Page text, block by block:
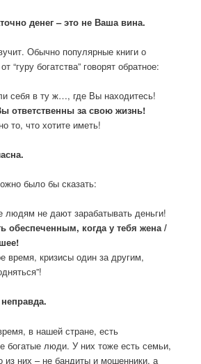
денег – это не Ваша вина.
Обычно популярные книги о
“гуру богатства” говорят обратное:
себя в ту ж…, где Вы находитесь!
ответственны за свою жизнь!
то, что хотите иметь!
было бы сказать:
людям не дают зарабатывать деньги!
обеспеченным, когда у тебя жена /
время, кризисы один за другим,
в нашей стране, есть
богатые люди. У них тоже есть семьи,
из них – не бандиты и мошенники, а